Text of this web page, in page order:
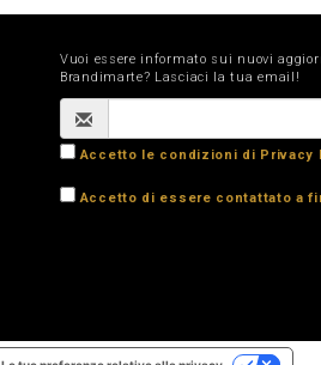
Vuoi essere informato sui nuovi
Brandimarte? Lasciaci la tua email!
Accetto le condizioni di Privacy
Accetto di essere contattato a